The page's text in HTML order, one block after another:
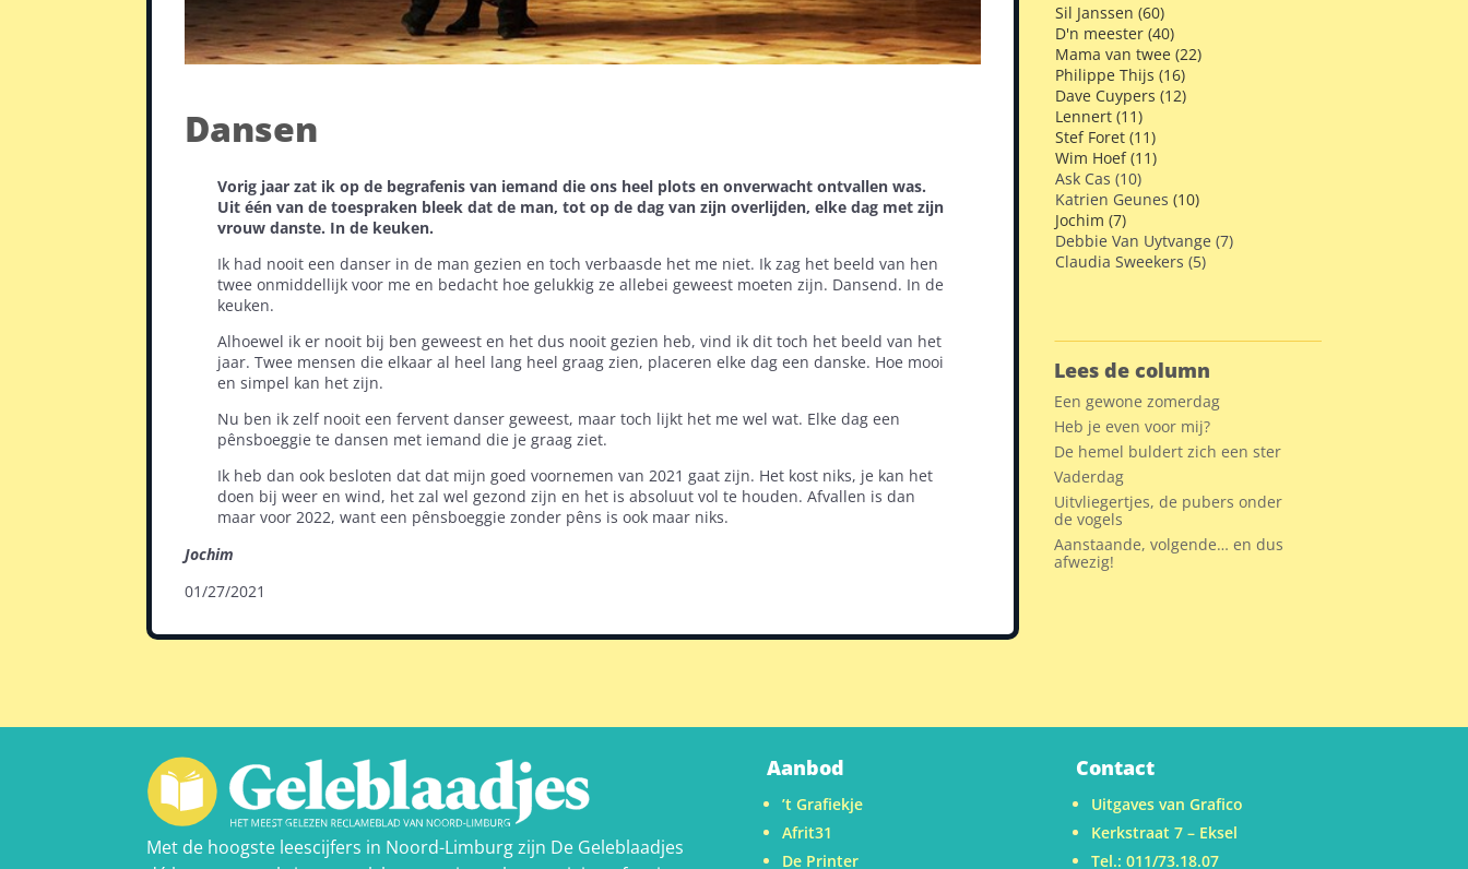
Dansen
Vorig jaar zat ik op de begrafenis van iemand die ons heel plots en onverwacht ontvallen was.
Uit één van de toespraken bleek dat de man, tot op de dag van zijn overlijden, elke dag met zijn
vrouw danste. In de keuken.
Ik had nooit een danser in de man gezien en toch verbaasde het me niet. Ik zag het beeld van hen
twee onmiddellijk voor me en bedacht hoe gelukkig ze allebei geweest moeten zijn. Dansend. In de
keuken.
Alhoewel ik er nooit bij ben geweest en het dus nooit gezien heb, vind ik dit toch het beeld van het
jaar. Twee mensen die elkaar al heel lang heel graag zien, placeren elke dag een danske. Hoe mooi
en simpel kan het zijn.
Nu ben ik zelf nooit een fervent danser geweest, maar toch lijkt het me wel wat. Elke dag een
pênsboeggie te dansen met iemand die je graag ziet.
Ik heb dan ook besloten dat dat mijn goed voornemen van 2021 gaat zijn. Het kost niks, je kan het
doen bij weer en wind, het zal wel gezond zijn en het is absoluut vol te houden. Afvallen is dan
maar voor 2022, want een pênsboeggie zonder pêns is ook maar niks.
Jochim
01/27/2021
Sil Janssen (60)
D'n meester (40)
Mama van twee (22)
Philippe Thijs (16)
Dave Cuypers (12)
Lennert (11)
Stef Foret (11)
Wim Hoef (11)
Ask Cas (10)
Katrien Geunes (10)
Jochim (7)
Debbie Van Uytvange (7)
Claudia Sweekers (5)
Lees de column
Een gewone zomerdag
Heb je even voor mij?
De hemel buldert zich een ster
Vaderdag
Uitvliegertjes, de pubers onder
de vogels
Aanstaande, volgende… en dus
afwezig!
Met de hoogste leescijfers in Noord-Limburg zijn De Geleblaadjes
Aanbod
’t Grafiekje
Afrit31
De Printer
Contact
Uitgaves van Grafico
Kerkstraat 7 – Eksel
Tel.: 011/73.18.07